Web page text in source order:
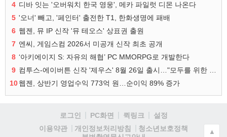
4 디바 잇는 '오버워치 한국 영웅', 메카 파일럿 디몬 나온다
5 '오너' 빼고, '페인터' 출전한 T1, 한화생명에 패배
6 웹젠, 뮤 IP 신작 '뮤 테오스' 상표권 출원
7 엔씨, 게임스컴 2026서 미공개 신작 최초 공개
8 ‘아키에이지 S: 자유의 해협’ PC MMORPG로 개발한다
9
10웹젠, 상반기 영업수익 773억 원…순이익 89% 증가
로그인 PC화면 퀵링크
설정
이용약관
개인정보처리방침
청소년보호정책
▲